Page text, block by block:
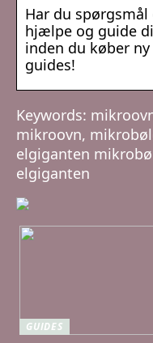
Har du
hjælpe og guide
inden du køber
guides!
Keywords:
mikroovn,
elgiganten
elgiganten
GUIDES